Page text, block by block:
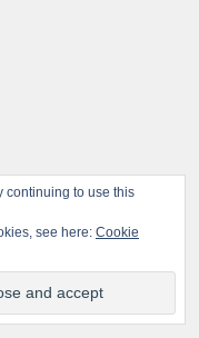
continuing to use this
see here: Cookie